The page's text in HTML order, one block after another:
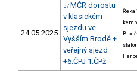
24.05.2025
57 MČR dorostu
v klasickém
sjezdu ve
Vyšším Brodě +
veřejný sjezd
+6.ČPJ 1.ČPž
Řeka